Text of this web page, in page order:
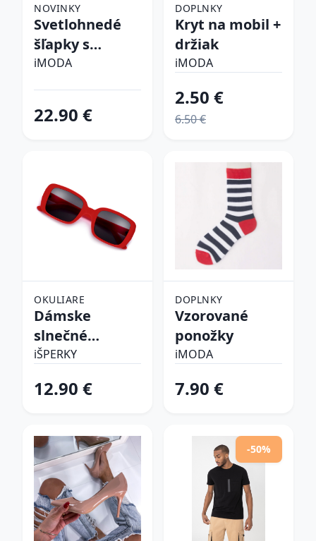
NOVINKY
Svetlohnedé
šľapky s
perličkami
iMODA
22.90 €
DOPLNKY
Kryt na mobil +
držiak
iMODA
2.50 €
6.50 €
OKULIARE
Dámske
slnečné
okuliare
iŠPERKY
12.90 €
DOPLNKY
Vzorované
ponožky
iMODA
7.90 €
-50%